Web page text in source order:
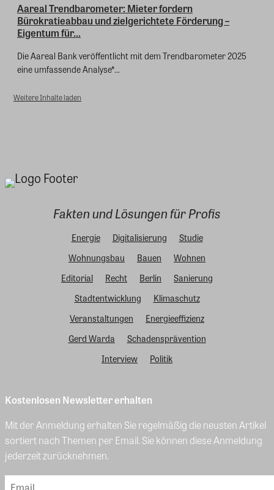
Aareal Trendbarometer: Mieter fordern
Bürokratieabbau und zielgerichtete Förderung –
Eigentum für...
Die Aareal Bank veröffentlicht mit dem Trendbarometer 2025
eine umfassende Analyse*...
Weitere Inhalte laden
Fakten und Lösungen für Profis
Energie Digitalisierung
Studie
Wohnungsbau
Bauen
Wohnen
Editorial
Recht Berlin
Sanierung
Stadtentwicklung
Klimaschutz
Veranstaltungen
Energieeffizienz
Gerd Warda
Schadensprävention
Interview
Politik
Kostenlosen Newsletter erhalten
Mit der Anmeldung erhalten Sie regelmäßig die neusten Artikel
sortiert nach Themen per Email. Sie können diese Anmeldung
jederzeit zurücknehmen.